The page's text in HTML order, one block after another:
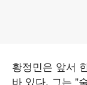
황정민은 앞서
바 있다. 그는 "